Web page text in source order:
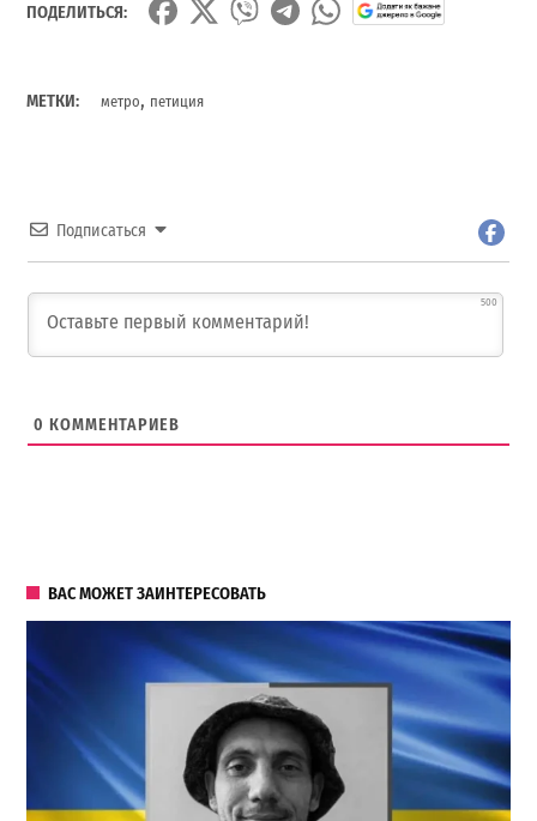
ПОДЕЛИТЬСЯ:
МЕТКИ: метро, петиция
Подписаться
500
0 КОММЕНТАРИЕВ
ВАС МОЖЕТ ЗАИНТЕРЕСОВАТЬ